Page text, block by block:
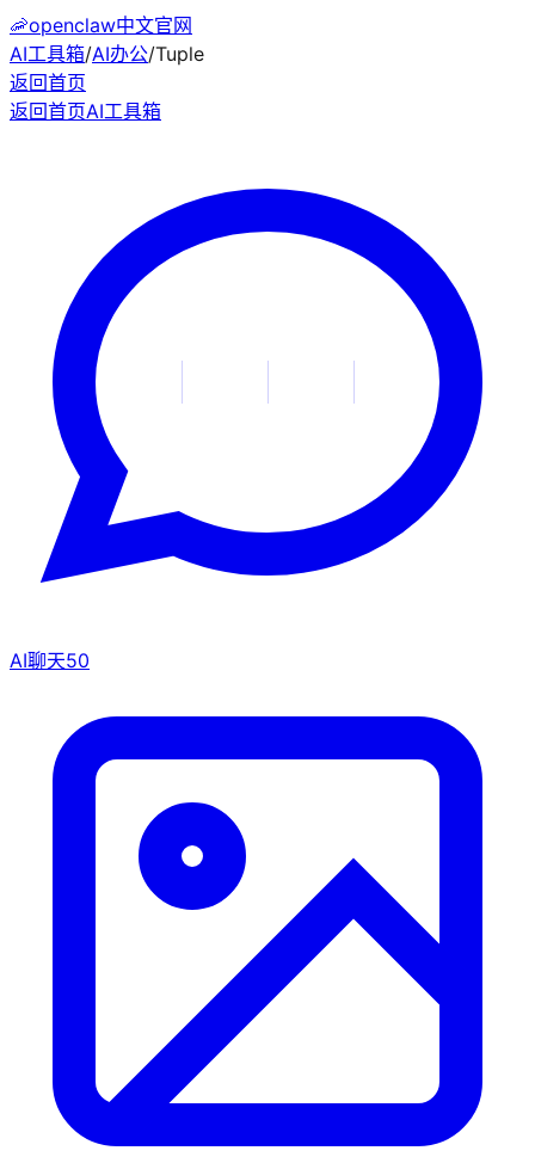
🦐openclaw中文官网
AI工具箱/AI办公/Tuple
返回首页
返回首页AI工具箱
AI聊天50